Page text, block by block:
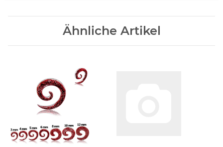
Ähnliche Artikel